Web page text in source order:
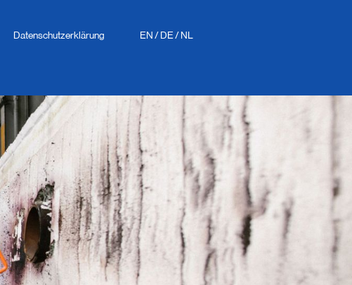
Datenschutzerklärung EN/DE/NL